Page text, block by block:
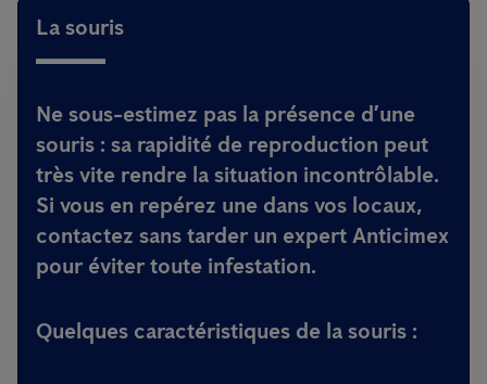
La souris
Ne sous-estimez pas la présence d’une
souris : sa rapidité de reproduction peut
très vite rendre la situation incontrôlable.
Si vous en repérez une dans vos locaux,
contactez sans tarder un expert Anticimex
pour éviter toute infestation.
Quelques caractéristiques de la souris :